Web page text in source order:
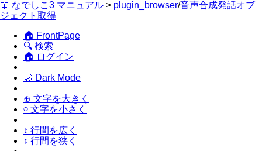
📖 なでしこ3 マニュアル > plugin_browser/音声合成発話オブ
ジェクト取得
🏠 FrontPage
🔍 検索
🏠 ログイン
🌙 Dark Mode
⊕ 文字を大きく
⊖ 文字を小さく
↕ 行間を広く
↕ 行間を狭く